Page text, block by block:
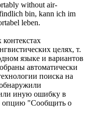
without air-
bin, kann ich im
leben.
целях, т.
языке и вариантов
автоматически
поиска на
иную ошибку в
опцию "Сообщить о